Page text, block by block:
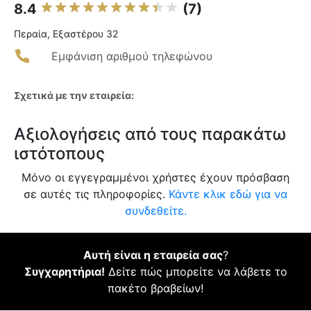
8.4 (7)
Περαία, Εξαστέρου 32
Εμφάνιση αριθμού τηλεφώνου
Σχετικά με την εταιρεία:
Αξιολογήσεις από τους παρακάτω
ιστότοπους
Μόνο οι εγγεγραμμένοι χρήστες έχουν πρόσβαση
σε αυτές τις πληροφορίες. Κάντε κλικ εδώ για να
συνδεθείτε.
Αυτή είναι η εταιρεία σας?
Συγχαρητήρια! Δείτε πώς μπορείτε να λάβετε το
πακέτο βραβείων!